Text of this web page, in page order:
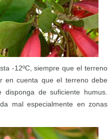
-12ºC, siempre que el terreno
en cuenta que el terreno debe
de suficiente humus.
mal especialmente en zonas